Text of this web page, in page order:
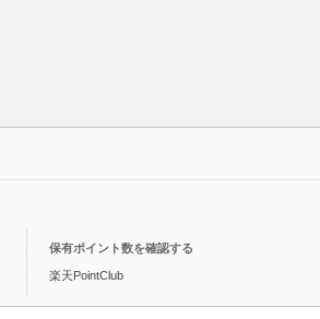
保有ポイント数を確認する
楽天PointClub